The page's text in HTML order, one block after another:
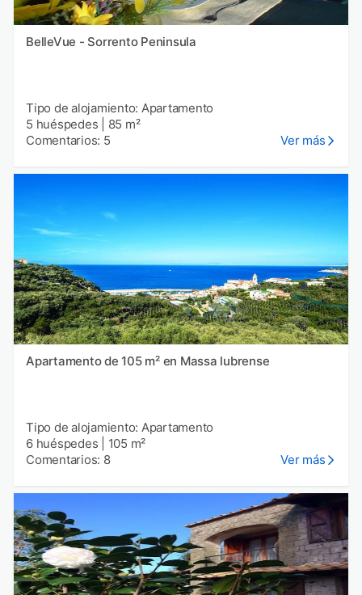
BelleVue - Sorrento Peninsula
Tipo de alojamiento: Apartamento
5 huéspedes
85 m²
Comentarios: 5
Ver más
Apartamento de 105 m² en Massa lubrense
Tipo de alojamiento: Apartamento
6 huéspedes
105 m²
Comentarios: 8
Ver más